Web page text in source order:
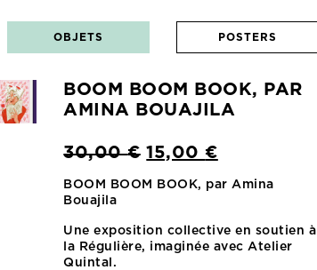
OBJETS POSTERS
BOOM BOOM BOOK, PAR
AMINA BOUAJILA
30,00€ LE
INITIAL
30,00 €.
15,00 €LE
ACTUEL
15,00 €.
BOOM BOOM BOOK, par Amina
Bouajila
Une exposition collective en soutien à
la Régulière, imaginée avec Atelier
Quintal.